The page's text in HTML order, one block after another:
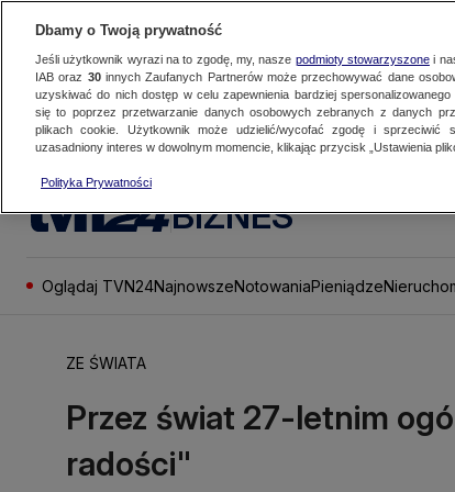
BIZNES
Oglądaj TVN24NajnowszeNotowaniaPieniądze
ZE ŚWIATA
Przez świat 27-letnim
radości"
Dbamy o Twoją prywatność
Jeśli użytkownik wyrazi na to zgodę, my, nasze podmioty stowarzyszonei
IAB oraz 30innych Zaufanych Partnerów może przechowywać dane
uzyskiwać do nich dostęp w celu zapewnienia bardziej
się to poprzez przetwarzanie danych osobowych zebranych z danych
plikach cookie. Użytkownik może udzielić/wycofać zgodę i sprzeciwić
uzasadniony interes w dowolnym momencie, klikając przycisk „Ustawienia
Polityka Prywatności